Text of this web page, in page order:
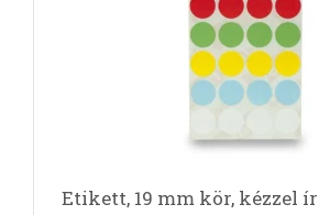
Etikett, 19 mm kör, kézzel